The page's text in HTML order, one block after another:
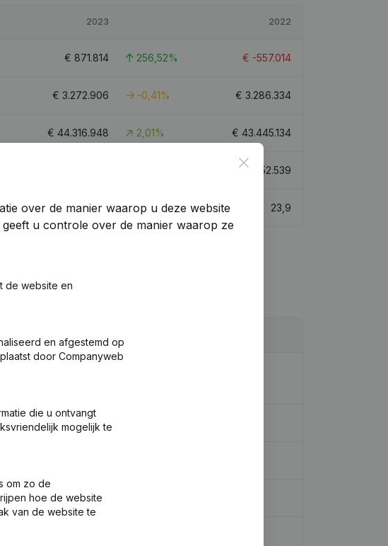
2023 2022
€ 871.814 256,52% € -557.014
€ 3.272.906 -0,41% € 3.286.334
€ 44.316.948 2,01% € 43.445.134
€ 3.952.539
27,2 23,9
…) - Rubriek Herstructurering (Fusie,
Close
over de manier waarop u deze website
u controle over de manier waarop ze
de website en
en afgestemd op
door Companyweb
die u ontvangt
mogelijk te
om zo de
hoe de website
van de website te